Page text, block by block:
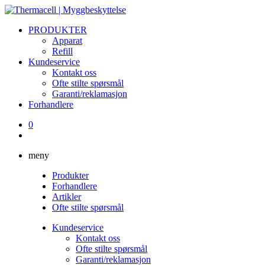
PRODUKTER
Apparat
Refill
Kundeservice
Kontakt oss
Ofte stilte spørsmål
Garanti/reklamasjon
Forhandlere
0
meny
Produkter
Forhandlere
Artikler
Ofte stilte spørsmål
Kundeservice
Kontakt oss
Ofte stilte spørsmål
Garanti/reklamasjon